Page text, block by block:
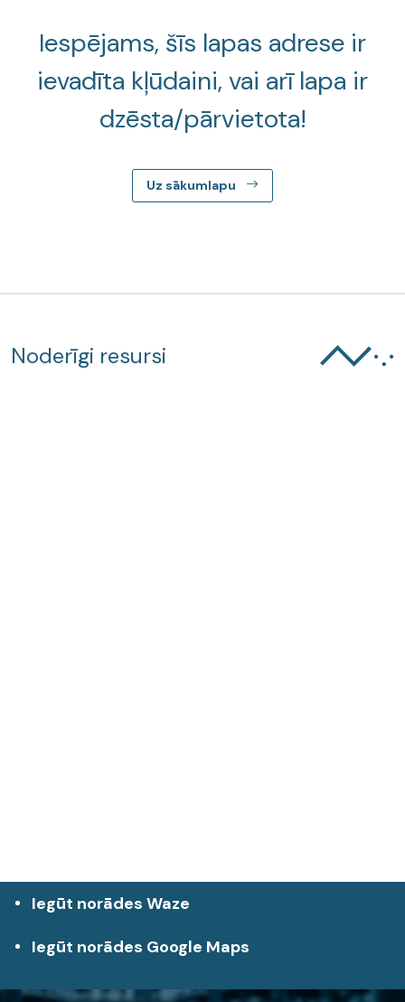
Iespējams, šīs lapas adrese ir
ievadīta kļūdaini, vai arī lapa ir
dzēsta/pārvietota!
Uz sākumlapu
Noderīgi resursi
Iegūt norādes Waze
Iegūt norādes Google Maps